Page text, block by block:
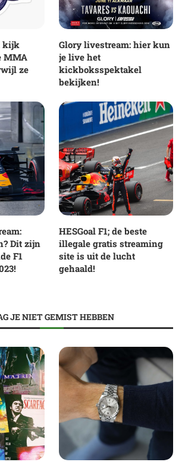
kijk
MMA
ze
Glory livestream: hier kun
je live het
kickboksspektakel
bekijken!
Dit zijn
F1
HESGoal F1; de beste
illegale gratis streaming
site is uit de lucht
gehaald!
JE NIET GEMIST HEBBEN